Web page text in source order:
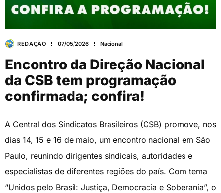
REDAÇÃO 07/05/2026 Nacional
Encontro da Direção Nacional
da CSB tem programação
confirmada; confira!
A Central dos Sindicatos Brasileiros (CSB) promove, nos
dias 14, 15 e 16 de maio, um encontro nacional em São
Paulo, reunindo dirigentes sindicais, autoridades e
especialistas de diferentes regiões do país. Com tema
“Unidos pelo Brasil: Justiça, Democracia e Soberania”, o